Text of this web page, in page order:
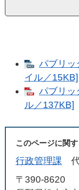
パブリッ
イル／15KB]
パブリッ
ル／137KB]
このページに関
行政管理課
〒390-8620